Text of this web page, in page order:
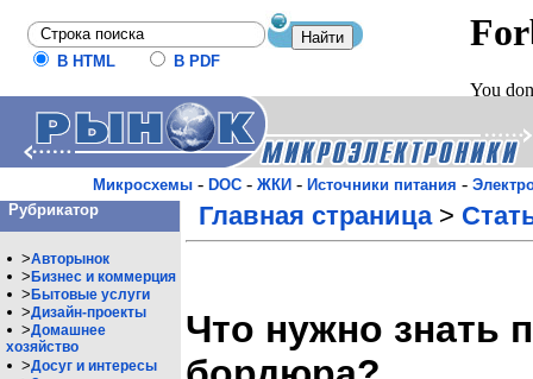
В HTML В PDF
Микросхемы- DOC- ЖКИ- Источники питания -
Рубрикатор
>Авторынок
> Бизнес и коммерция
> Бытовые услуги
>Дизайн-проекты
>Домашнее
хозяйство
>Досуг и интересы
Главная страница>
Что нужно знать